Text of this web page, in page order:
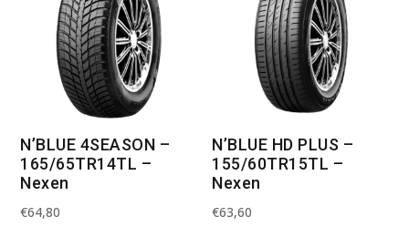
N’BLUE 4SEASON –
165/65TR14TL –
Nexen
€64,80
N’BLUE HD PLUS –
155/60TR15TL –
Nexen
€63,60